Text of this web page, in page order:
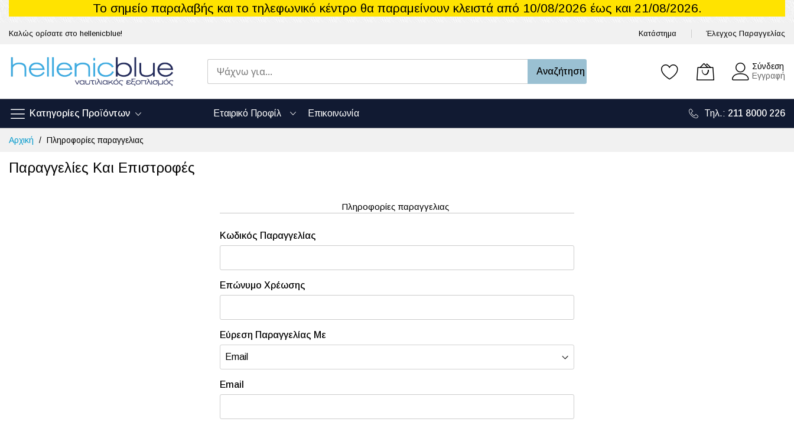
Το σημείο παραλαβής και το τηλεφωνικό κέντρο θα παραμείνουν κλειστά από 10/08/2026 έως και 21/08/2026.
Καλώς ορίσατε στο hellenicblue! Κατάστημα Έλεγχος Παραγγελίας
Κατηγορίες Προϊόντων
Αναζήτηση
Το καλάθι μουΣύνδεση
Εγγραφή
Εταιρικό Προφίλ Επικοινωνία Τηλ.: 211 8000 226
Μετάβαση
στο
Αρχική Πληροφορίες παραγγελιας
Παραγγελίες Και Επιστροφές
Πληροφορίες παραγγελιας
Κωδικός Παραγγελίας
Επώνυμο Χρέωσης
Εύρεση Παραγγελίας Με
Email